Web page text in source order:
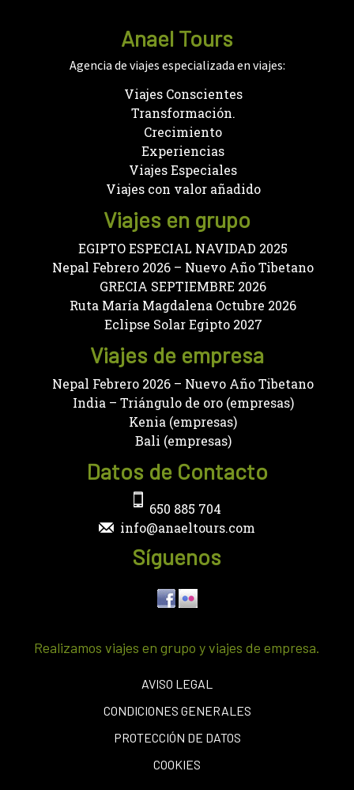
Anael Tours
Agencia de viajes especializada en viajes:
Viajes Conscientes
Transformación.
Crecimiento
Experiencias
Viajes Especiales
Viajes con valor añadido
Viajes en grupo
EGIPTO ESPECIAL NAVIDAD 2025
Nepal Febrero 2026 – Nuevo Año Tibetano
GRECIA SEPTIEMBRE 2026
Ruta María Magdalena Octubre 2026
Eclipse Solar Egipto 2027
Viajes de empresa
Nepal Febrero 2026 – Nuevo Año Tibetano
India – Triángulo de oro (empresas)
Kenia (empresas)
Bali (empresas)
Datos de Contacto
650 885 704
info@anaeltours.com
Síguenos
Realizamos viajes en grupo y viajes de empresa.
AVISO LEGAL
CONDICIONES GENERALES
PROTECCIÓN DE DATOS
COOKIES